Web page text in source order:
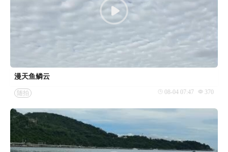
漫天鱼鳞云
随拍 08-04 07:47 370